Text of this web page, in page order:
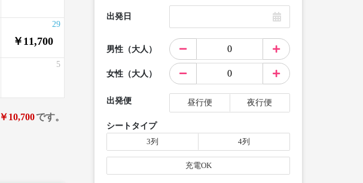
￥11,700
29
5
￥10,700です。
出発日
男性（大人）
女性（大人）
出発便 昼行便 夜行便
シートタイプ
3列
4列
充電OK